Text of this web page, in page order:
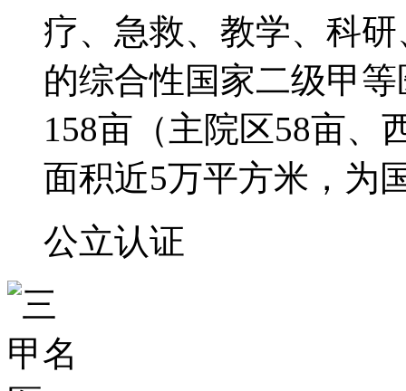
疗、急救、教学、科
的综合性国家二级甲
158亩（主院区58亩、
面积近5万平方米，为
公立认证